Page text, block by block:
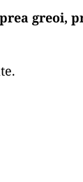
greoi,